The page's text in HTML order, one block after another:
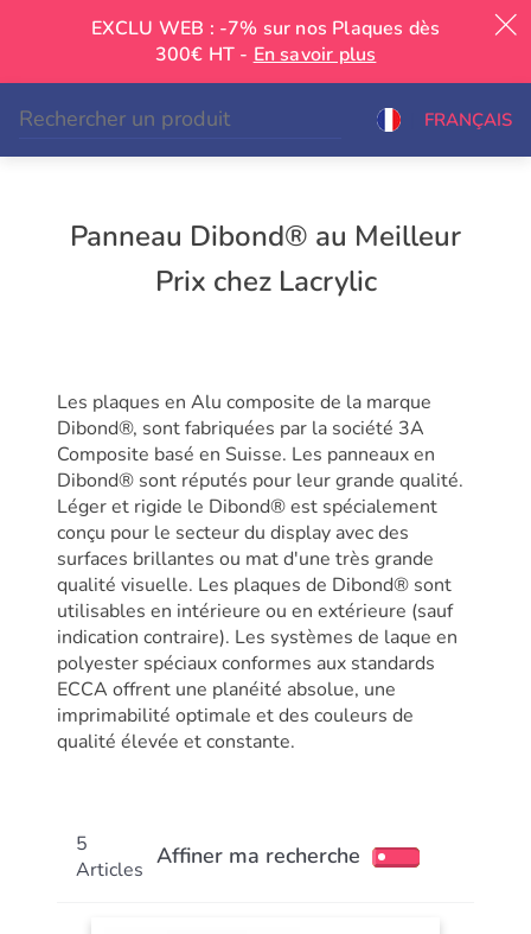
EXCLU WEB : -7% sur nos Plaques dès
300€ HT - En savoir plus
FRANÇAIS
Panneau Dibond® au Meilleur
Prix chez Lacrylic
Les plaques en Alu composite de la marque
Dibond®, sont fabriquées par la société 3A
Composite basé en Suisse. Les panneaux en
Dibond® sont réputés pour leur grande qualité.
Léger et rigide le Dibond® est spécialement
conçu pour le secteur du display avec des
surfaces brillantes ou mat d'une très grande
qualité visuelle. Les plaques de Dibond® sont
utilisables en intérieure ou en extérieure (sauf
indication contraire). Les systèmes de laque en
polyester spéciaux conformes aux standards
ECCA offrent une planéité absolue, une
imprimabilité optimale et des couleurs de
qualité élevée et constante.
Affiner ma recherche
5
Articles